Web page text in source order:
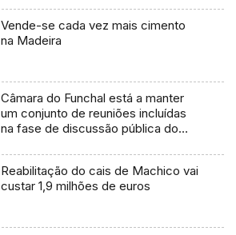
Vende-se cada vez mais cimento
na Madeira
Câmara do Funchal está a manter
um conjunto de reuniões incluídas
na fase de discussão pública do
Reabilitação do cais de Machico vai
custar 1,9 milhões de euros